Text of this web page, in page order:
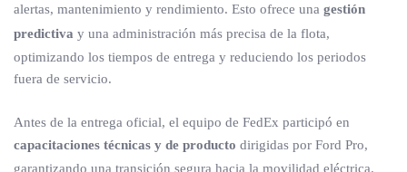
alertas, mantenimiento y rendimiento. Esto ofrece una gestión
predictiva y una administración más precisa de la flota,
optimizando los tiempos de entrega y reduciendo los periodos
fuera de servicio.
Antes de la entrega oficial, el equipo de FedEx participó en
capacitaciones técnicas y de producto dirigidas por Ford Pro,
garantizando una transición segura hacia la movilidad eléctrica.